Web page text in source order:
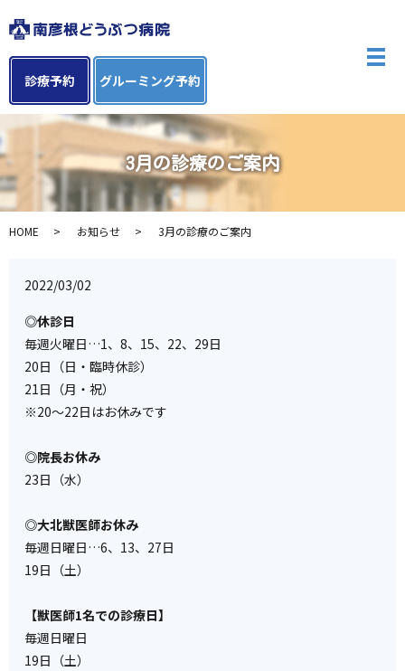
診療予約 グルーミング予約
メ
3月の診療のご案内
HOME お知らせ 3月の診療のご案内
2022/03/02
◎休診日
毎週火曜日…1、8、15、22、29日
20日（日・臨時休診）
21日（月・祝）
※20～22日はお休みです
◎院長お休み
23日（水）
◎大北獣医師お休み
毎週日曜日…6、13、27日
19日（土）
【獣医師1名での診療日】
毎週日曜日
19日（土）